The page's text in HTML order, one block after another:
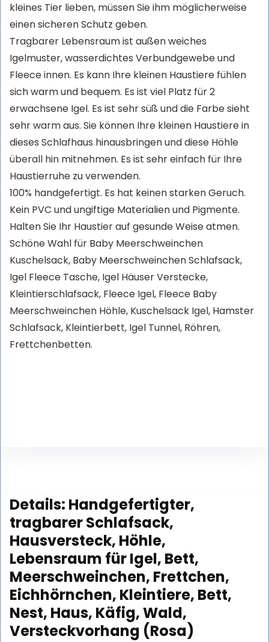
kleines Tier lieben, müssen Sie ihm möglicherweise
einen sicheren Schutz geben.
Tragbarer Lebensraum ist außen weiches
Igelmuster, wasserdichtes Verbundgewebe und
Fleece innen. Es kann Ihre kleinen Haustiere fühlen
sich warm und bequem. Es ist viel Platz für 2
erwachsene Igel. Es ist sehr süß und die Farbe sieht
sehr warm aus. Sie können Ihre kleinen Haustiere in
dieses Schlafhaus hinausbringen und diese Höhle
überall hin mitnehmen. Es ist sehr einfach für Ihre
Haustierruhe zu verwenden.
100% handgefertigt. Es hat keinen starken Geruch.
Kein PVC und ungiftige Materialien und Pigmente.
Halten Sie Ihr Haustier auf gesunde Weise atmen.
Schöne Wahl für Baby Meerschweinchen
Kuschelsack, Baby Meerschweinchen Schlafsack,
Igel Fleece Tasche, Igel Häuser Verstecke,
Kleintierschlafsack, Fleece Igel, Fleece Baby
Meerschweinchen Höhle, Kuschelsack Igel, Hamster
Schlafsack, Kleintierbett, Igel Tunnel, Röhren,
Frettchenbetten.
Details: Handgefertigter,
tragbarer Schlafsack,
Hausversteck, Höhle,
Lebensraum für Igel, Bett,
Meerschweinchen, Frettchen,
Eichhörnchen, Kleintiere, Bett,
Nest, Haus, Käfig, Wald,
Versteckvorhang (Rosa)